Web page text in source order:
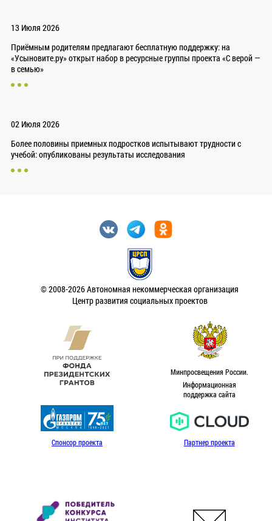
13 Июля 2026
Приёмным родителям предлагают бесплатную поддержку: на
«Усыновите.ру» открыт набор в ресурсные группы проекта «С верой —
в семью»
02 Июля 2026
Более половины приемных подростков испытывают трудности с
учебой: опубликованы результаты исследования
© 2008-2026 Автономная некоммерческая организация
Центр развития социальных проектов
Минпросвещения России.
Информационная
поддержка сайта
Спонсор проекта Партнер проекта